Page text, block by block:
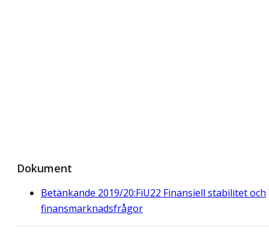
Dokument
Betänkande 2019/20:FiU22 Finansiell stabilitet och
finansmarknadsfrågor